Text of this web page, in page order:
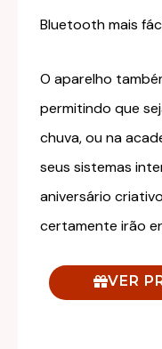
Bluetooth mais
O aparelho
permitindo que
chuva, ou na
seus sistemas
aniversário
certamente irão
VER